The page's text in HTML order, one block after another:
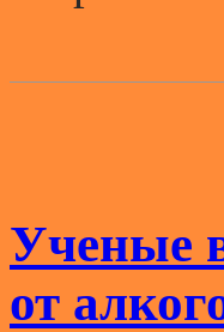
Ученые
от